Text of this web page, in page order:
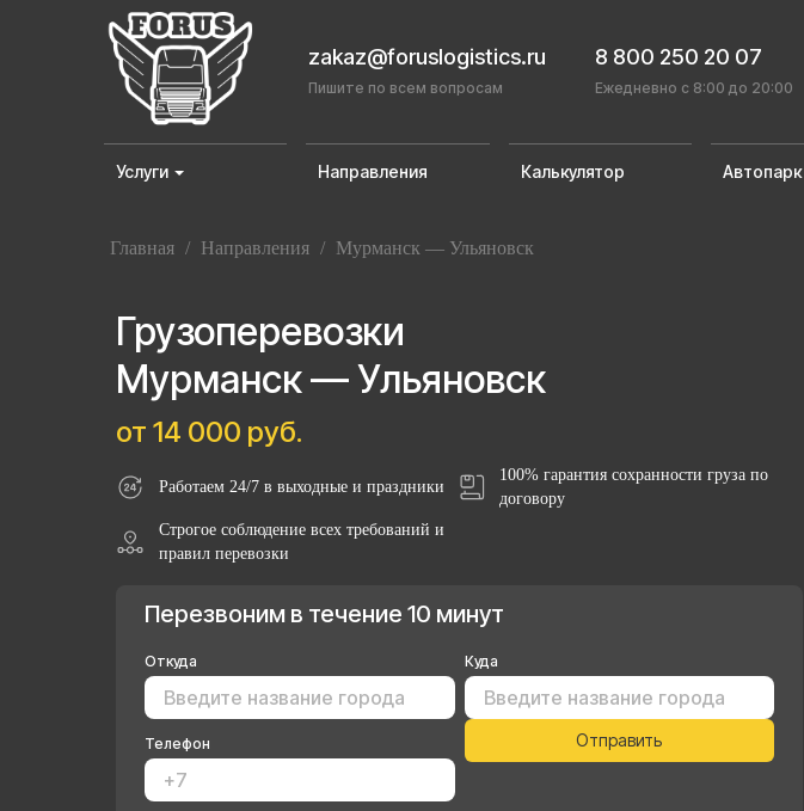
zakaz@foruslogistics.ru
Пишите по всем вопросам
8 800 250 20 07
Ежедневно с 8:00 до 20:00
Услуги Направления Калькулятор Автопарк
Главная / Направления / Мурманск — Ульяновск
Грузоперевозки
Мурманск — Ульяновск
от 14 000 руб.
Работаем 24/7 в выходные и праздники
100% гарантия сохранности груза по
договору
Строгое соблюдение всех требований и
правил перевозки
Перезвоним в течение 10 минут
Откуда Куда
Телефон